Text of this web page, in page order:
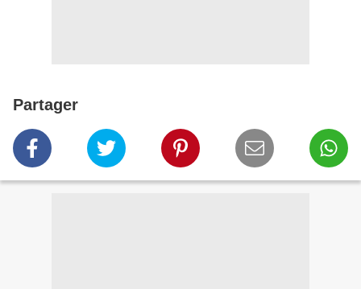
Partager